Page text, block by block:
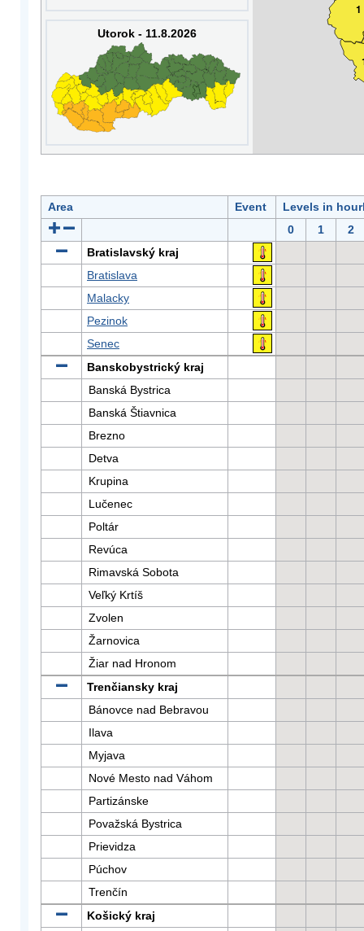
Utorok - 11.8.2026
1
Area Event
Levels in
0
1
2
Bratislavský kraj
Bratislava
Malacky
Pezinok
Senec
Banskobystrický kraj
Banská Bystrica
Banská Štiavnica
Brezno
Detva
Krupina
Lučenec
Poltár
Revúca
Rimavská Sobota
Veľký Krtíš
Zvolen
Žarnovica
Žiar nad Hronom
Trenčiansky kraj
Bánovce nad Bebravou
Ilava
Myjava
Nové Mesto nad Váhom
Partizánske
Považská Bystrica
Prievidza
Púchov
Trenčín
Košický kraj